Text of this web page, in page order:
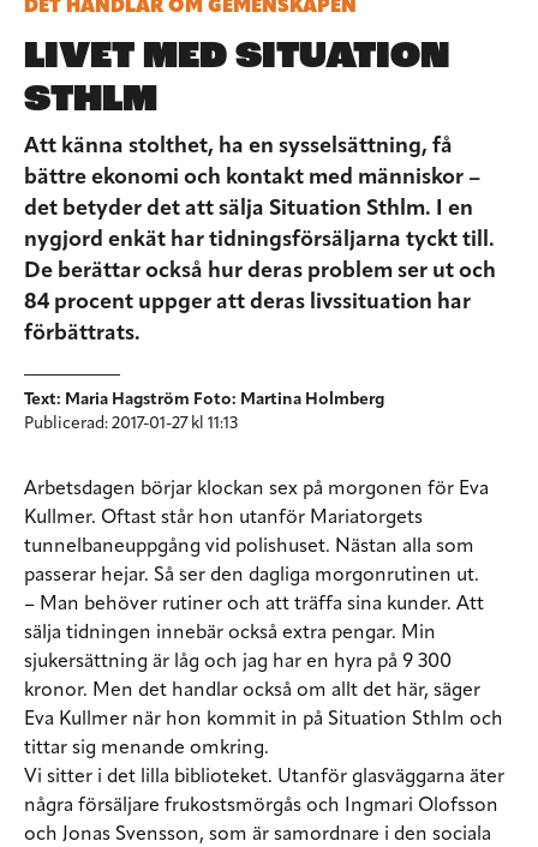
DET HANDLAR OM GEMENSKAPEN
LIVET MED SITUATION
STHLM
Att känna stolthet, ha en sysselsättning, få
bättre ekonomi och kontakt med människor –
det betyder det att sälja Situation Sthlm. I en
nygjord enkät har tidningsförsäljarna tyckt till.
De berättar också hur deras problem ser ut och
84 procent uppger att deras livssituation har
förbättrats.
Text: Maria Hagström Foto: Martina Holmberg
Publicerad: 2017-01-27 kl 11:13
Arbetsdagen börjar klockan sex på morgonen för Eva
Kullmer. Oftast står hon utanför Mariatorgets
tunnelbaneuppgång vid polishuset. Nästan alla som
passerar hejar. Så ser den dagliga morgonrutinen ut.
– Man behöver rutiner och att träffa sina kunder. Att
sälja tidningen innebär också extra pengar. Min
sjukersättning är låg och jag har en hyra på 9 300
kronor. Men det handlar också om allt det här, säger
Eva Kullmer när hon kommit in på Situation Sthlm och
tittar sig menande omkring.
Vi sitter i det lilla biblioteket. Utanför glasväggarna äter
några försäljare frukostsmörgås och Ingmari Olofsson
och Jonas Svensson, som är samordnare i den sociala